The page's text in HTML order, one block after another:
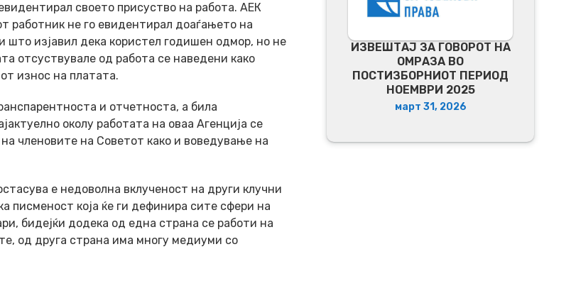
своето присуство на работа. АЕК
работник не го евидентирал доаѓањето на
изјавил дека користел годишен одмор, но не
отсуствувале од работа се наведени како
износ на платата.
и отчетноста, а била
околу работата на оваа Агенција се
членовите на Советот како и воведување на
е недоволна вклученост на други клучни
писменост која ќе ги дефинира сите сфери на
бидејќи додека од една страна се работи на
од друга страна има многу медиуми со
ИЗВЕШТАЈ ЗА ГОВОРОТ НА
ОМРАЗА ВО
ПОСТИЗБОРНИОТ ПЕРИОД
НОЕМВРИ 2025
март 31, 2026